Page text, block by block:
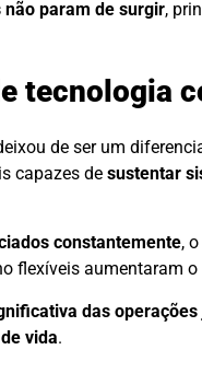
param de surgir,
tecnologia
de ser um
capazes de sustentar
constantemente,
flexíveis aumentaram
das
vida.